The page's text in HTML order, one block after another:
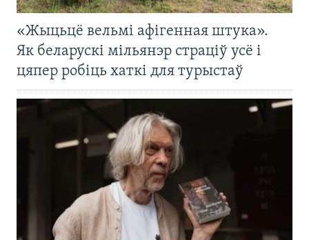
«Жыцьцё вельмі афігенная штука».
Як беларускі мільянэр страціў усё і
цяпер робіць хаткі для турыстаў